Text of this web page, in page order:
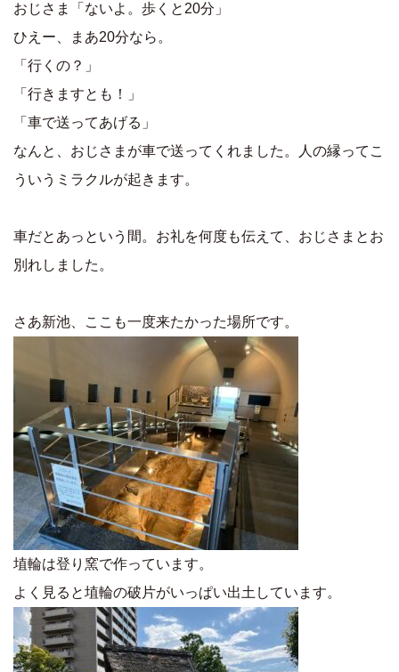
おじさま「ないよ。歩くと20分」
ひえー、まあ20分なら。
「行くの？」
「行きますとも！」
「車で送ってあげる」
なんと、おじさまが車で送ってくれました。人の縁ってこ
ういうミラクルが起きます。
車だとあっという間。お礼を何度も伝えて、おじさまとお
別れしました。
さあ新池、ここも一度来たかった場所です。
埴輪は登り窯で作っています。
よく見ると埴輪の破片がいっぱい出土しています。